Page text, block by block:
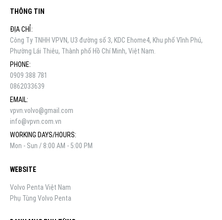
THÔNG TIN
ĐỊA CHỈ:
Công Ty TNHH VPVN, U3 đường số 3, KDC Ehome4, Khu phố Vĩnh Phú,
Phường Lái Thiêu, Thành phố Hồ Chí Minh, Việt Nam.
PHONE:
0909 388 781
0862033639
EMAIL:
vpvn.volvo@gmail.com
info@vpvn.com.vn
WORKING DAYS/HOURS:
Mon - Sun / 8:00 AM - 5:00 PM
WEBSITE
Volvo Penta Việt Nam
Phụ Tùng Volvo Penta